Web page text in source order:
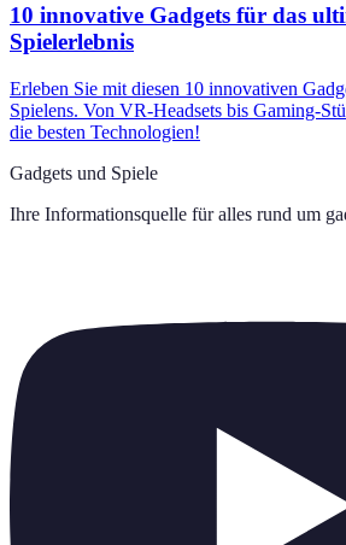
10 innovative Gadgets für das
Spielerlebnis
Erleben Sie mit diesen 10 innovativen
Spielens. Von VR-Headsets bis Gaming-
die besten Technologien!
Gadgets und Spiele
Ihre Informationsquelle für alles rund um